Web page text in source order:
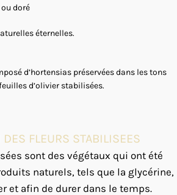
doré
éternelles.
d’hortensias préservées dans les tons
d’olivier stabilisées.
DES FLEURS STABILISEES
sont des végétaux qui ont été
naturels, tels que la glycérine,
et afin de durer dans le temps.